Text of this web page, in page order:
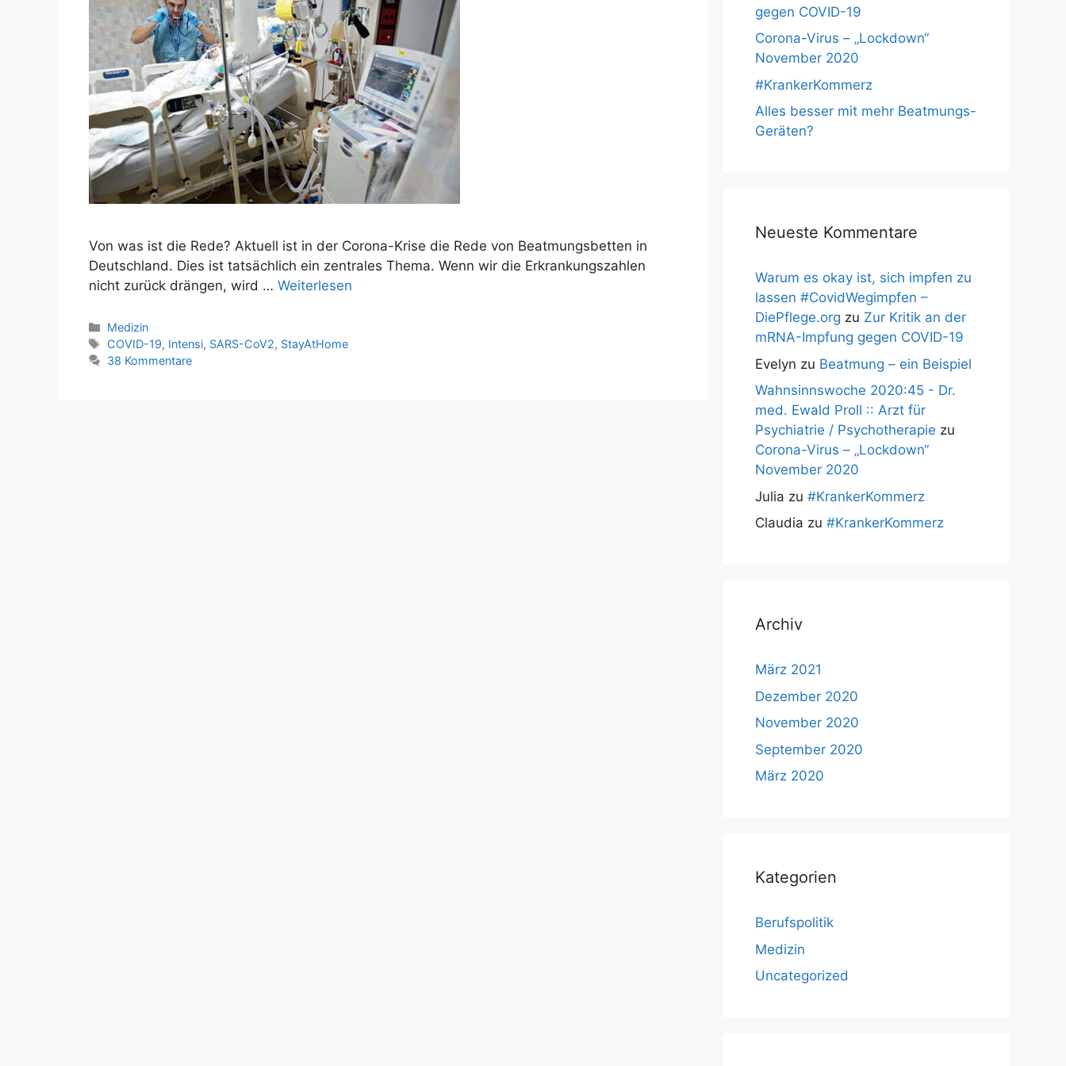
Von was ist die Rede? Aktuell ist in der Corona-Krise die Rede von Beatmungsbetten in
Deutschland. Dies ist tatsächlich ein zentrales Thema. Wenn wir die Erkrankungszahlen
nicht zurück drängen, wird … Weiterlesen
Kategorien
Medizin
Schlagwörter
COVID-19, Intensi, SARS-CoV2, StayAtHome
38 Kommentare
gegen COVID-19
Corona-Virus – „Lockdown“
November 2020
#KrankerKommerz
Alles besser mit mehr Beatmungs-
Geräten?
Neueste Kommentare
Warum es okay ist, sich impfen zu
lassen #CovidWegimpfen –
DiePflege.org zu Zur Kritik an der
mRNA-Impfung gegen COVID-19
Evelyn zu Beatmung – ein Beispiel
Wahnsinnswoche 2020:45 - Dr.
med. Ewald Proll :: Arzt für
Psychiatrie / Psychotherapie zu
Corona-Virus – „Lockdown“
November 2020
Julia zu #KrankerKommerz
Claudia zu #KrankerKommerz
Archiv
März 2021
Dezember 2020
November 2020
September 2020
März 2020
Kategorien
Berufspolitik
Medizin
Uncategorized